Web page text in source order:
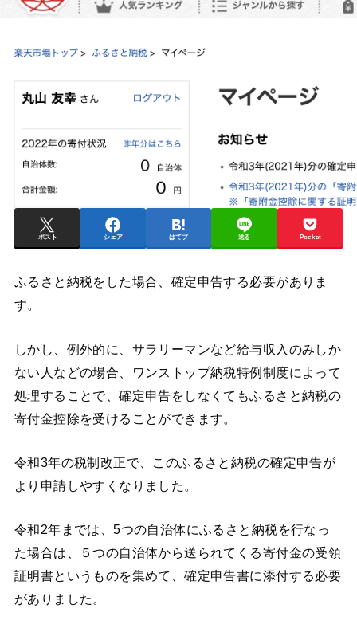
ポスト シェア はてブ 送る Pocket
ふるさと納税をした場合、確定申告する必要がありま
す。
しかし、例外的に、サラリーマンなど給与収入のみしか
ない人などの場合、ワンストップ納税特例制度によって
処理することで、確定申告をしなくてもふるさと納税の
寄付金控除を受けることができます。
令和3年の税制改正で、このふるさと納税の確定申告が
より申請しやすくなりました。
令和2年までは、5つの自治体にふるさと納税を行なっ
た場合は、５つの自治体から送られてくる寄付金の受領
証明書というものを集めて、確定申告書に添付する必要
がありました。